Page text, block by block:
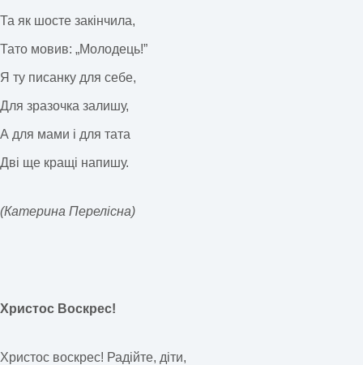
Та як шосте закінчила,
Тато мовив: „Молодець!”
Я ту писанку для себе,
Для зразочка залишу,
А для мами і для тата
Дві ще кращі напишу.
(Катерина Перелісна)
Христос Воскрес!
Христос воскрес! Радійте, діти,